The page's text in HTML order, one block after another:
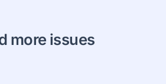
more issues